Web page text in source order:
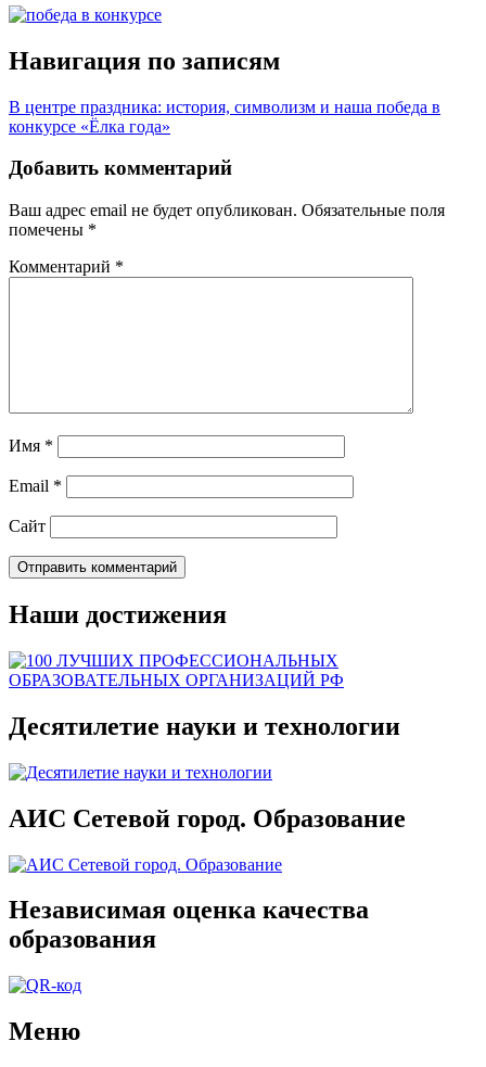
Навигация по записям
В центре праздника: история, символизм и наша победа в
конкурсе «Ёлка года»
Добавить комментарий
Ваш адрес email не будет опубликован. Обязательные поля
помечены *
Комментарий *
Имя *
Email *
Сайт
Наши достижения
Десятилетие науки и технологии
АИС Сетевой город. Образование
Независимая оценка качества
образования
Меню